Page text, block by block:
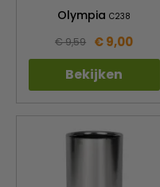
OlympiaC238
€ 9,59 € 9,00
Bekijken